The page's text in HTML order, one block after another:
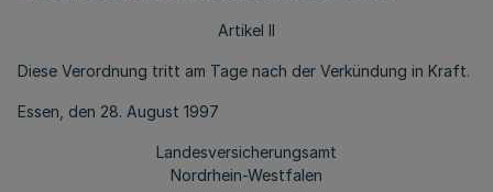
Artikel II
Diese Verordnung tritt am Tage nach der Verkündung in Kraft.
Essen, den 28. August 1997
Landesversicherungsamt
Nordrhein-Westfalen